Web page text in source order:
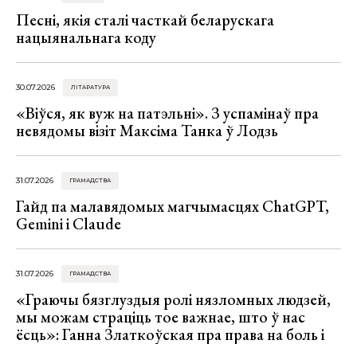
Песні, якія сталі часткай беларускага
нацыянальнага коду
30.07.2026 ЛІТАРАТУРА
«Віўся, як вуж на патэльні». З успамінаў пра
невядомы візіт Максіма Танка ў Лодзь
31.07.2026 ГРАМАДСТВА
Гайд па малавядомых магчымасцях ChatGPT,
Gemini і Claude
31.07.2026 ГРАМАДСТВА
«Граючы бязглуздыя ролі нязломных людзей,
мы можам страціць тое важнае, што ў нас
ёсць»: Ганна Златкоўская пра права на боль і